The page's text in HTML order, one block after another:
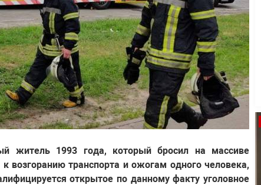
житель 1993 года, который бросил на массиве
возгоранию транспорта и ожогам одного человека,
открытое по данному факту уголовное